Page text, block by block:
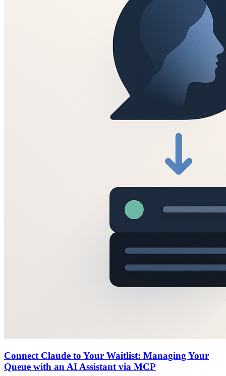
Connect Claude to Your Waitlist: Managing Your
Queue with an AI Assistant via MCP